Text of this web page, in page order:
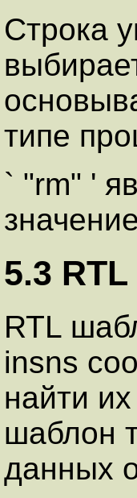
Строка
типе
` "rm" '
5.3
RTL
insns
найти
шаблон
данных